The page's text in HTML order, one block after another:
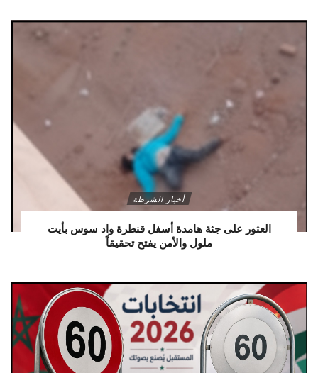
أخبار الشرطة
العثور على جثة هامدة أسفل قنطرة واد سوس بأيت
ملول والأمن يفتح تحقيقاً